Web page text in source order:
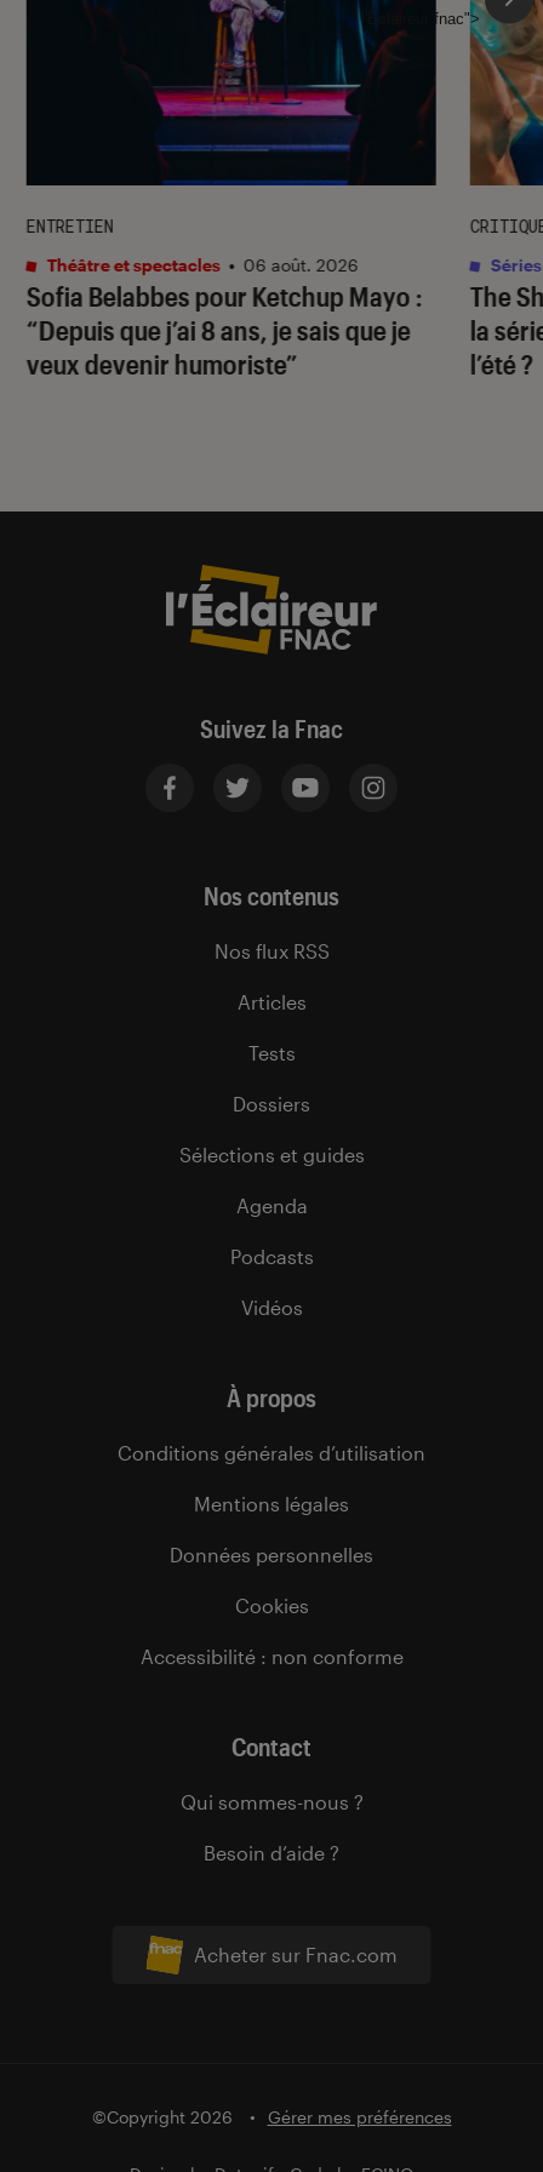
Sofia Belabbes pour Ketchup Mayo :
“Depuis que j’ai 8 ans, je sais que je
veux devenir humoriste”
ENTRETIEN
Théâtre et spectacles • 06 août. 2026
The
la
l’été ?
Séries
l'Éclaireur fnac">
Suivez la Fnac
Acheter sur Fnac.com
Nos contenus
Nos flux RSS
Articles
Tests
Dossiers
Sélections et guides
Agenda
Podcasts
Vidéos
À propos
Conditions générales d’utilisation
Mentions légales
Données personnelles
Cookies
Accessibilité : non conforme
Contact
Qui sommes-nous ?
Besoin d’aide ?
©Copyright 2026 Gérer mes préférences